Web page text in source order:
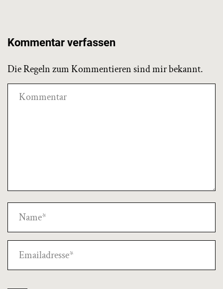
Kommentar verfassen
Die Regeln zum Kommentieren sind mir bekannt.